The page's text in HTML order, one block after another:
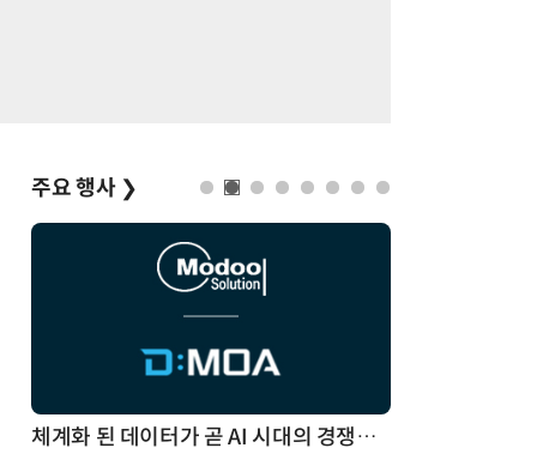
주요 행사 ❯
체계화 된 데이터가 곧 AI 시대의 경쟁력이다